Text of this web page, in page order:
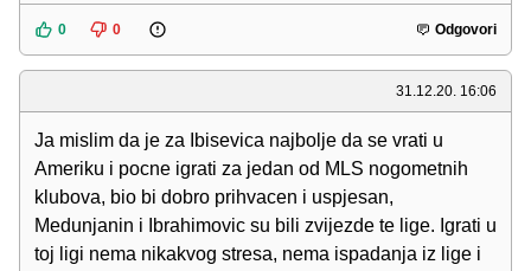
0 0 Odgovori
31.12.20. 16:06
Ja mislim da je za Ibisevica najbolje da se vrati u
Ameriku i pocne igrati za jedan od MLS nogometnih
klubova, bio bi dobro prihvacen i uspjesan,
Medunjanin i Ibrahimovic su bili zvijezde te lige. Igrati u
toj ligi nema nikakvog stresa, nema ispadanja iz lige i